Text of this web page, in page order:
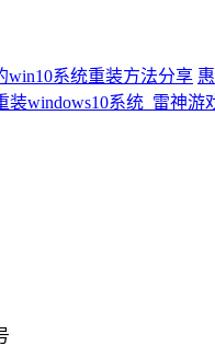
win10系统重装方法分享
装windows10系统_雷神游